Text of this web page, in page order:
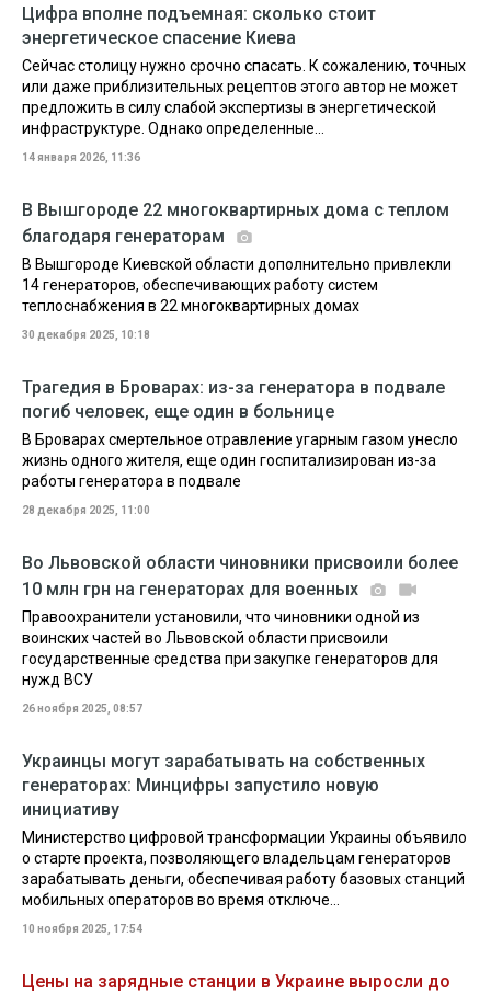
Цифра вполне подъемная: сколько стоит
энергетическое спасение Киева
Сейчас столицу нужно срочно спасать. К сожалению, точных
или даже приблизительных рецептов этого автор не может
предложить в силу слабой экспертизы в энергетической
инфраструктуре. Однако определенные...
14 января 2026, 11:36
В Вышгороде 22 многоквартирных дома с теплом
благодаря генераторам
В Вышгороде Киевской области дополнительно привлекли
14 генераторов, обеспечивающих работу систем
теплоснабжения в 22 многоквартирных домах
30 декабря 2025, 10:18
Трагедия в Броварах: из-за генератора в подвале
погиб человек, еще один в больнице
В Броварах смертельное отравление угарным газом унесло
жизнь одного жителя, еще один госпитализирован из-за
работы генератора в подвале
28 декабря 2025, 11:00
Во Львовской области чиновники присвоили более
10 млн грн на генераторах для военных
Правоохранители установили, что чиновники одной из
воинских частей во Львовской области присвоили
государственные средства при закупке генераторов для
нужд ВСУ
26 ноября 2025, 08:57
Украинцы могут зарабатывать на собственных
генераторах: Минцифры запустило новую
инициативу
Министерство цифровой трансформации Украины объявило
о старте проекта, позволяющего владельцам генераторов
зарабатывать деньги, обеспечивая работу базовых станций
мобильных операторов во время отключе...
10 ноября 2025, 17:54
Цены на зарядные станции в Украине выросли до